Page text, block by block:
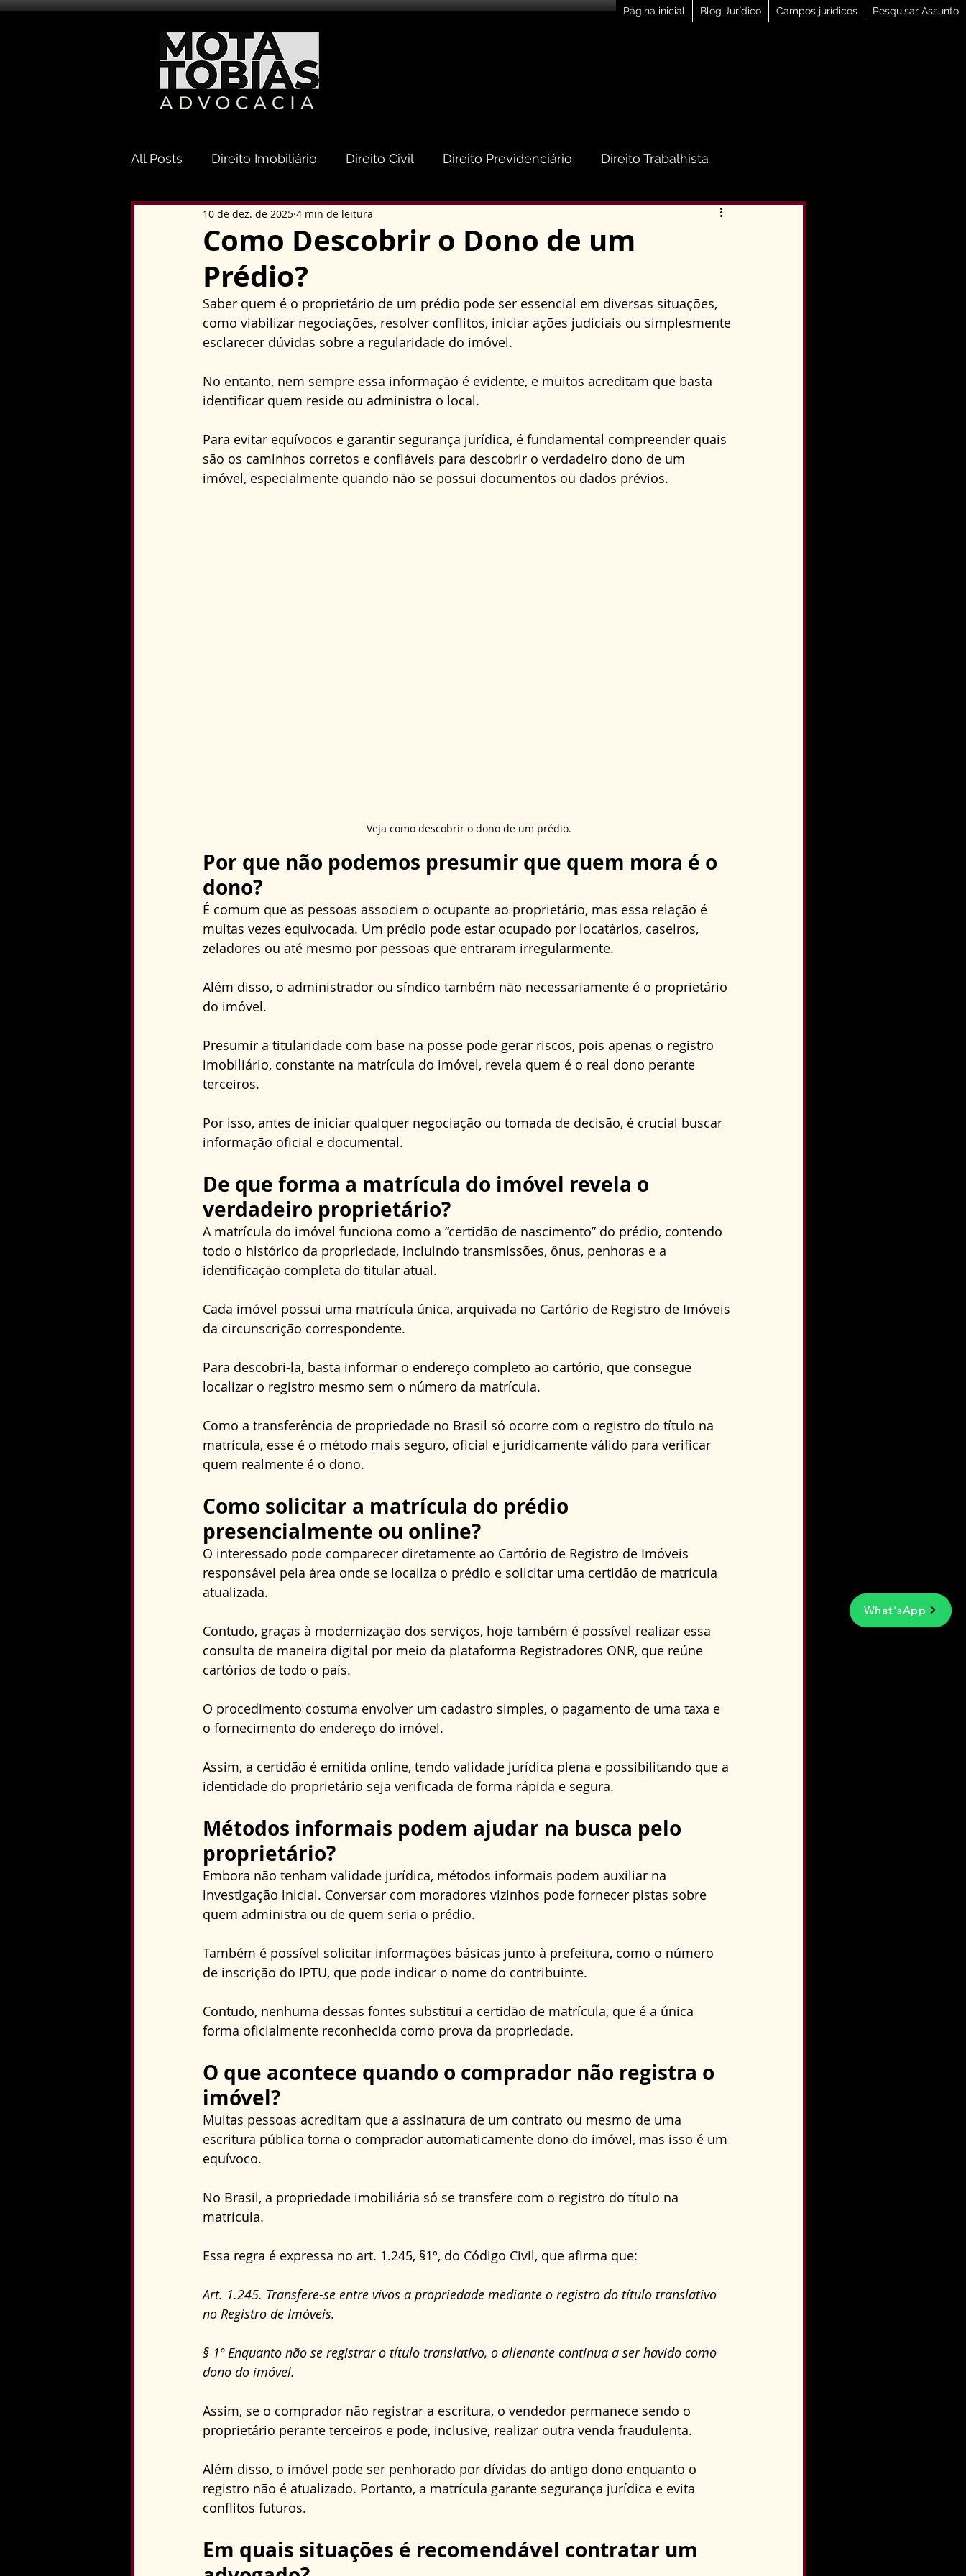
Página inicial Blog Jurídico Campos jurídicos Pesquisar Assunto
What'sApp
All Posts Direito Imobiliário Direito Civil Direito Previdenciário Direito Trabalhista
Direito Sucessório Direito do Consumidor
Direito Tributário Direito Empresarial e Societário
Direito Constitucional Direito Administrativo Direito da Saúde condo Direito Condominial
Como Descobrir o Dono de um
Prédio?
10 de dez. de 2025 4 min de leitura
Saber quem é o proprietário de um prédio pode ser essencial em diversas situações,
como viabilizar negociações, resolver conflitos, iniciar ações judiciais ou simplesmente
esclarecer dúvidas sobre a regularidade do imóvel.
No entanto, nem sempre essa informação é evidente, e muitos acreditam que basta
identificar quem reside ou administra o local.
Para evitar equívocos e garantir segurança jurídica, é fundamental compreender quais
são os caminhos corretos e confiáveis para descobrir o verdadeiro dono de um
imóvel, especialmente quando não se possui documentos ou dados prévios.
Veja como descobrir o dono de um prédio.
Por que não podemos presumir que quem mora é o
dono?
É comum que as pessoas associem o ocupante ao proprietário, mas essa relação é
muitas vezes equivocada. Um prédio pode estar ocupado por locatários, caseiros,
zeladores ou até mesmo por pessoas que entraram irregularmente.
Além disso, o administrador ou síndico também não necessariamente é o proprietário
do imóvel.
Presumir a titularidade com base na posse pode gerar riscos, pois apenas o registro
imobiliário, constante na matrícula do imóvel, revela quem é o real dono perante
terceiros.
Por isso, antes de iniciar qualquer negociação ou tomada de decisão, é crucial buscar
informação oficial e documental.
De que forma a matrícula do imóvel revela o
verdadeiro proprietário?
A matrícula do imóvel funciona como a “certidão de nascimento” do prédio, contendo
todo o histórico da propriedade, incluindo transmissões, ônus, penhoras e a
identificação completa do titular atual.
Cada imóvel possui uma matrícula única, arquivada no Cartório de Registro de Imóveis
da circunscrição correspondente.
Para descobri-la, basta informar o endereço completo ao cartório, que consegue
localizar o registro mesmo sem o número da matrícula.
Como a transferência de propriedade no Brasil só ocorre com o registro do título na
matrícula, esse é o método mais seguro, oficial e juridicamente válido para verificar
quem realmente é o dono.
Como solicitar a matrícula do prédio
presencialmente ou online?
O interessado pode comparecer diretamente ao Cartório de Registro de Imóveis
responsável pela área onde se localiza o prédio e solicitar uma certidão de matrícula
atualizada.
Contudo, graças à modernização dos serviços, hoje também é possível realizar essa
consulta de maneira digital por meio da plataforma Registradores ONR, que reúne
cartórios de todo o país.
O procedimento costuma envolver um cadastro simples, o pagamento de uma taxa e
o fornecimento do endereço do imóvel.
Assim, a certidão é emitida online, tendo validade jurídica plena e possibilitando que a
identidade do proprietário seja verificada de forma rápida e segura.
Métodos informais podem ajudar na busca pelo
proprietário?
Embora não tenham validade jurídica, métodos informais podem auxiliar na
investigação inicial. Conversar com moradores vizinhos pode fornecer pistas sobre
quem administra ou de quem seria o prédio.
Também é possível solicitar informações básicas junto à prefeitura, como o número
de inscrição do IPTU, que pode indicar o nome do contribuinte.
Contudo, nenhuma dessas fontes substitui a certidão de matrícula, que é a única
forma oficialmente reconhecida como prova da propriedade.
O que acontece quando o comprador não registra o
imóvel?
Muitas pessoas acreditam que a assinatura de um contrato ou mesmo de uma
escritura pública torna o comprador automaticamente dono do imóvel, mas isso é um
equívoco.
No Brasil, a propriedade imobiliária só se transfere com o registro do título na
matrícula.
Essa regra é expressa no art. 1.245, §1º, do Código Civil, que afirma que:
Art. 1.245. Transfere-se entre vivos a propriedade mediante o registro do título translativo
no Registro de Imóveis.
§ 1º Enquanto não se registrar o título translativo, o alienante continua a ser havido como
dono do imóvel.
Assim, se o comprador não registrar a escritura, o vendedor permanece sendo o
proprietário perante terceiros e pode, inclusive, realizar outra venda fraudulenta.
Além disso, o imóvel pode ser penhorado por dívidas do antigo dono enquanto o
registro não é atualizado. Portanto, a matrícula garante segurança jurídica e evita
conflitos futuros.
Em quais situações é recomendável contratar um